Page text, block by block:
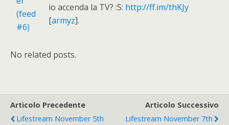
io accenda la TV? :S: http://ff.im/thKJy
[armyz].
No related posts.
Articolo Precedente
Lifestream November 5th
Articolo Successivo
Lifestream November 7th